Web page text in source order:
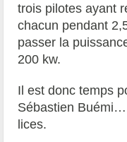
trois pilotes ayant
chacun pendant
passer la
200 kw.
Il est donc temps
Sébastien
lices.